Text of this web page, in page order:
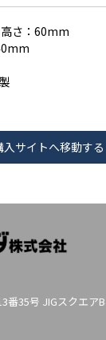
さ：60mm
入サイトへ移動する
番35号 JIGスクエア